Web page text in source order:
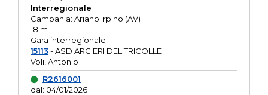
Interregionale
Campania: Ariano Irpino (AV)
18 m
Gara interregionale
15113- ASD ARCIERI DEL TRICOLLE
Voli, Antonio
R2616001
dal: 04/01/2026